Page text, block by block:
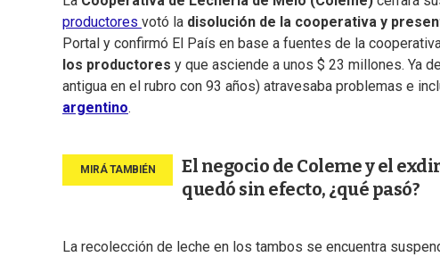
productores votó la disolución de la cooperativa y
Portal y confirmó El País en base a fuentes de la
los productores y que asciende a unos $ 23 millones. Ya
antigua en el rubro con 93 años) atravesaba problemas e
argentino.
El negocio de Coleme y el
quedó sin efecto, ¿qué pasó?
La recolección de leche en los tambos se encuentra